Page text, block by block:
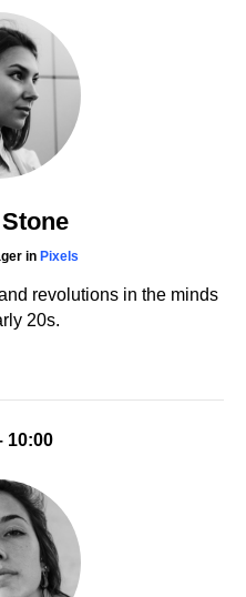
in Pixels
revolutions in the minds
20s.
10:00